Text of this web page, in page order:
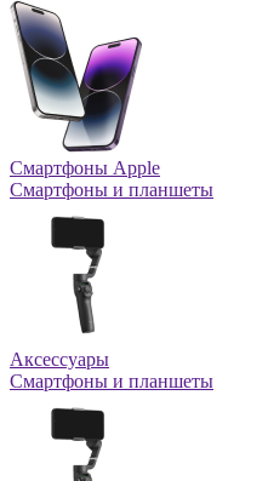
Смартфоны Apple
Смартфоны и планшеты
Аксессуары
Смартфоны и планшеты